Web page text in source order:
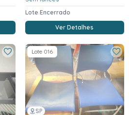
Lote Encerrado
Ver Detalhes
SP
Lote 016